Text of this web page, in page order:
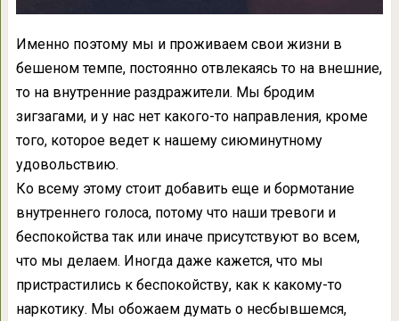
Именно поэтому мы и проживаем свои жизни в
бешеном темпе, постоянно отвлекаясь то на внешние,
то на внутренние раздражители. Мы бродим
зигзагами, и у нас нет какого-то направления, кроме
того, которое ведет к нашему сиюминутному
удовольствию.
Ко всему этому стоит добавить еще и бормотание
внутреннего голоса, потому что наши тревоги и
беспокойства так или иначе присутствуют во всем,
что мы делаем. Иногда даже кажется, что мы
пристрастились к беспокойству, как к какому-то
наркотику. Мы обожаем думать о несбывшемся,